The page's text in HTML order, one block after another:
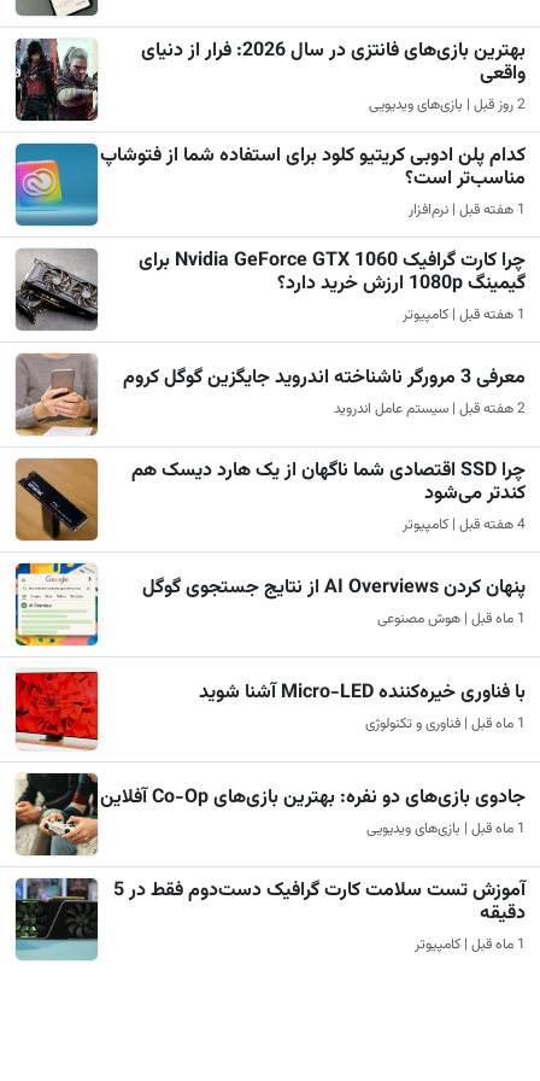
بهترین بازی‌های فانتزی در سال 2026: فرار از دنیای
واقعی
2 روز قبل | بازی‌های ویدیویی
کدام پلن ادوبی کریتیو کلود برای استفاده شما از فتوشاپ
مناسب‌تر است؟
1 هفته قبل | نرم‌افزار
چرا کارت گرافیک Nvidia GeForce GTX 1060 برای
گیمینگ 1080p ارزش خرید دارد؟
1 هفته قبل | کامپیوتر
معرفی 3 مرورگر ناشناخته اندروید جایگزین گوگل کروم
2 هفته قبل | سیستم عامل اندروید
چرا SSD اقتصادی شما ناگهان از یک هارد دیسک هم
کندتر می‌شود
4 هفته قبل | کامپیوتر
پنهان کردن AI Overviews از نتایج جستجوی گوگل
1 ماه قبل | هوش مصنوعی
با فناوری خیره‌کننده Micro-LED آشنا شوید
1 ماه قبل | فناوری و تکنولوژی
جادوی بازی‌های دو نفره: بهترین بازی‌های Co-Op آفلاین
1 ماه قبل | بازی‌های ویدیویی
آموزش تست سلامت کارت گرافیک دست‌دوم فقط در 5
دقیقه
1 ماه قبل | کامپیوتر